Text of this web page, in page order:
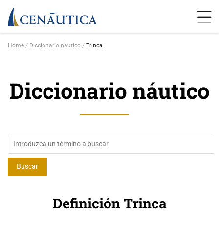
Home Diccionario náutico Trinca
Diccionario náutico
Definición Trinca